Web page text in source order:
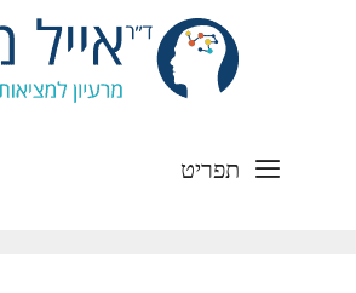
תפריט